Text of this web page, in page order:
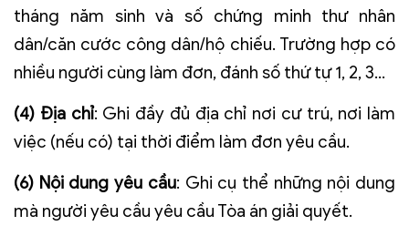
tháng năm sinh và số chứng minh thư nhân
dân/căn cước công dân/hộ chiếu. Trường hợp có
nhiều người cùng làm đơn, đánh số thứ tự 1, 2, 3...
(4) Địa chỉ: Ghi đầy đủ địa chỉ nơi cư trú, nơi làm
việc (nếu có) tại thời điểm làm đơn yêu cầu.
(6) Nội dung yêu cầu: Ghi cụ thể những nội dung
mà người yêu cầu yêu cầu Tòa án giải quyết.